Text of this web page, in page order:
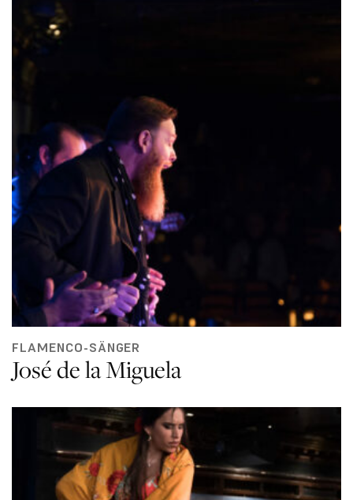
FLAMENCO-SÄNGER
José de la Miguela